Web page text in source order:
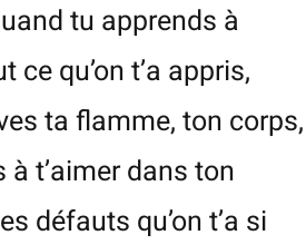
tu apprends à
qu’on t’a appris,
ta flamme, ton corps,
t’aimer dans ton
défauts qu’on t’a si